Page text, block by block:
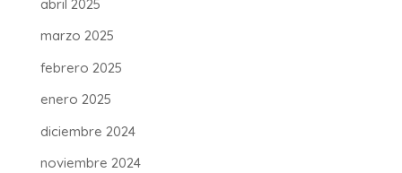
abril 2025
marzo 2025
febrero 2025
enero 2025
diciembre 2024
noviembre 2024